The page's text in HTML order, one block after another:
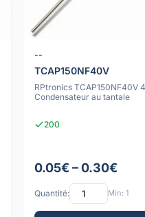
--
TCAP150NF40V
RPtronics TCAP150NF40V
Condensateur au tantale
200
0.05€ – 0.30€
Quantité: Min: 1